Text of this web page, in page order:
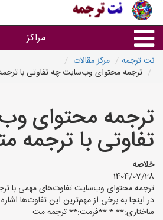
مراکز
خدمات ترجمه و
دفاتر ترجمه شهرها
مرکز تایپ های
نت ترجمه
مرکز مقالات
ترجمه محتوای وب‌سایت چه تفاوتی با
ترجمه محتوای
تفاوتی با ترجمه
خلاصه
1404/07/28
ترجمه محتوای وب‌سایت تفاوت‌های مهمی با
ساختاری:** * **فرمت:** ترجمه مت